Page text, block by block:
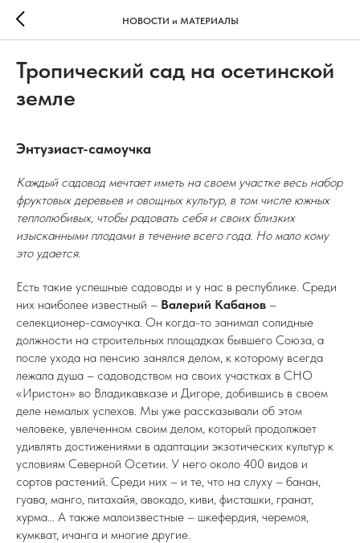
НОВОСТИ и МАТЕРИАЛЫ
Тропический сад на осетинской
земле
Энтузиаст-самоучка
Каждый садовод мечтает иметь на своем участке весь набор
фруктовых деревьев и овощных культур, в том числе южных
теплолюбивых, чтобы радовать себя и своих близких
изысканными плодами в течение всего года. Но мало кому
это удается.
Есть такие успешные садоводы и у нас в республике. Среди
них наиболее известный – Валерий Кабанов –
селекционер-самоучка. Он когда-то занимал солидные
должности на строительных площадках бывшего Союза, а
после ухода на пенсию занялся делом, к которому всегда
лежала душа – садоводством на своих участках в СНО
«Иристон» во Владикавказе и Дигоре, добившись в своем
деле немалых успехов. Мы уже рассказывали об этом
человеке, увлеченном своим делом, который продолжает
удивлять достижениями в адаптации экзотических культур к
условиям Северной Осетии. У него около 400 видов и
сортов растений. Среди них – и те, что на слуху – банан,
гуава, манго, питахайя, авокадо, киви, фисташки, гранат,
хурма... А также малоизвестные – шкефердия, черемоя,
кумкват, ичанга и многие другие.